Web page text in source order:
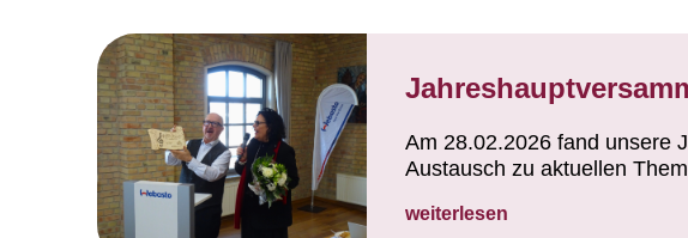
Am 28.02.2026 fand unsere
Austausch zu aktuellen
weiterlesen